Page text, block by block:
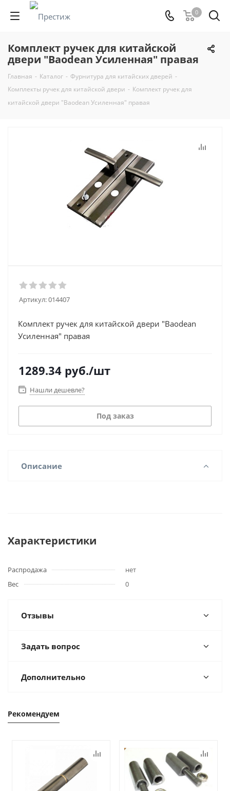
0
Комплект ручек для китайской
двери "Baodean Усиленная" правая
Главная - Каталог - Фурнитура для китайских дверей -
Комплекты ручек для китайской двери - Комплект ручек для
китайской двери "Baodean Усиленная" правая
Артикул:014407
Комплект ручек для китайской двери "Baodean
Усиленная" правая
1289.34 руб./шт
Нашли дешевле?
Под заказ
Описание
Характеристики
Распродажа
нет
Вес
0
Отзывы
Задать вопрос
Дополнительно
Рекомендуем